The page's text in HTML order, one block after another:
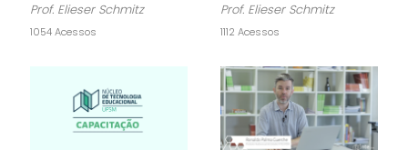
Prof. Elieser Schmitz
1054 Acessos
Prof. Elieser Schmitz
1112 Acessos